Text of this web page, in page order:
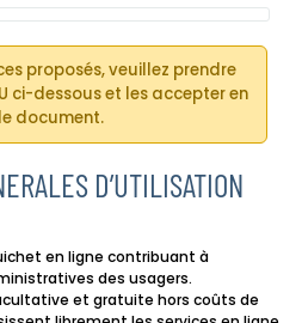
proposés, veuillez prendre
ci-dessous et les accepter en
document.
D’UTILISATION
en ligne contribuant à
des usagers.
et gratuite hors coûts de